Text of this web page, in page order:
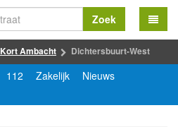
Zoek
Kort Ambacht Dichtersbuurt-West
112 Zakelijk
Nieuws